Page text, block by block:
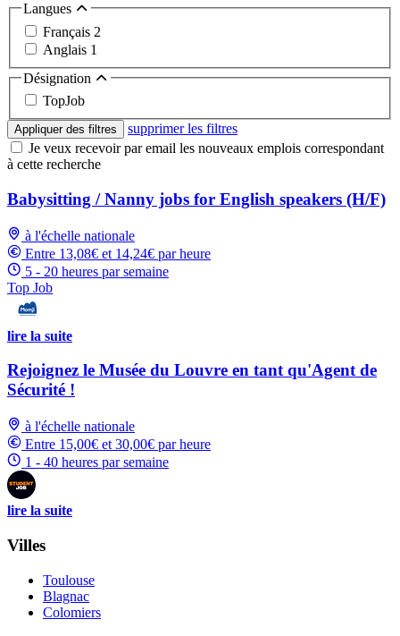
Langues
Français 2
Anglais 1
Désignation
TopJob
Appliquer des filtres
supprimer les filtres
Je veux recevoir par email les nouveaux emplois correspondant
à cette recherche
Babysitting / Nanny jobs for English speakers (H/F)
à l'échelle nationale
Entre 13,08€ et 14,24€ par heure
5 - 20 heures par semaine
Top Job
lire la suite
Rejoignez le Musée du Louvre en tant qu'Agent de
Sécurité !
à l'échelle nationale
Entre 15,00€ et 30,00€ par heure
1 - 40 heures par semaine
lire la suite
Villes
Toulouse
Blagnac
Colomiers